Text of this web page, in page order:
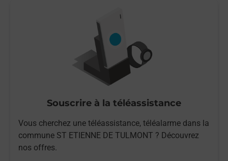
Souscrire à la téléassistance
Vous cherchez une téléassistance, téléalarme dans la
commune ST ETIENNE DE TULMONT ? Découvrez
nos offres.